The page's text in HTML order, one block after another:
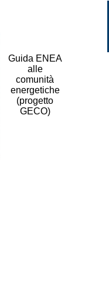
Guida ENEA
alle
comunità
energetiche
(progetto
GECO)